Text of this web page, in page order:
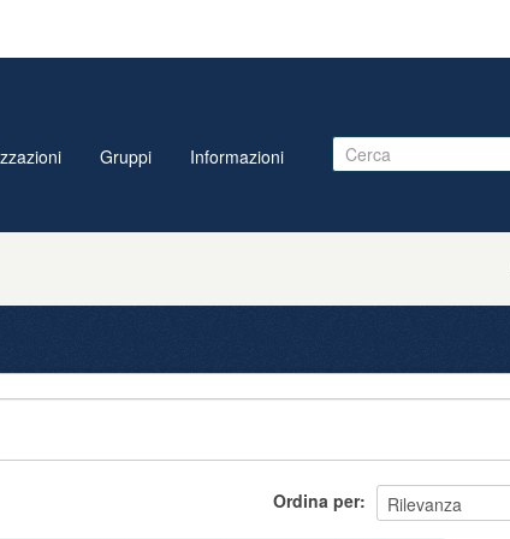
Gruppi Informazioni
Ordina per